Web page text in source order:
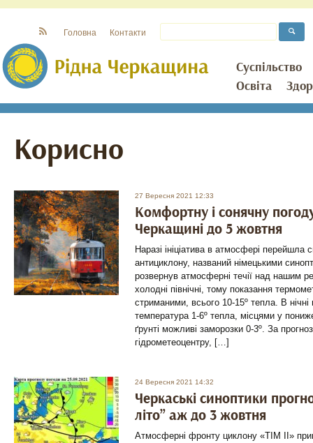
Суспільство
Освіта
Головна Контакти
Корисно
27 Вересня 2021 12:33
Комфортну і сонячну
Черкащині до 5 жовтня
Наразі ініціатива в атмосфері перейшла
антициклону, названий німецькими
розвернув атмосферні течії над нашим
холодні північні, тому показання
стриманими, всього 10-15º тепла. В
температура 1-6º тепла, місцями у
ґрунті можливі заморозки 0-3º. За
гідрометеоцентру, […]
24 Вересня 2021 14:32
Черкаські синоптики
літо” аж до 3 жовтня
Атмосферні фронту циклону «TIM II»